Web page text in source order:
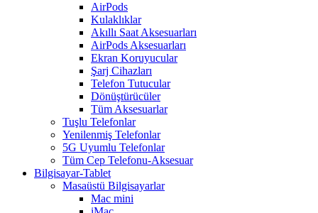
AirPods
Kulaklıklar
Akıllı Saat Aksesuarları
AirPods Aksesuarları
Ekran Koruyucular
Şarj Cihazları
Telefon Tutucular
Dönüştürücüler
Tüm Aksesuarlar
Tuşlu Telefonlar
Yenilenmiş Telefonlar
5G Uyumlu Telefonlar
Tüm Cep Telefonu-Aksesuar
Bilgisayar-Tablet
Masaüstü Bilgisayarlar
Mac mini